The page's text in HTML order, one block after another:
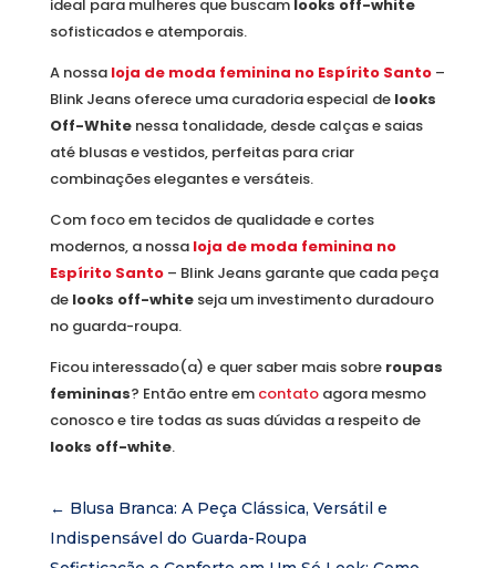
ideal para mulheres que buscam looks off-white
sofisticados e atemporais.
A nossa loja de moda feminina no Espírito Santo–
Blink Jeans oferece uma curadoria especial de looks
Off-Whitenessa tonalidade, desde calças e saias
até blusas e vestidos, perfeitas para criar
combinações elegantes e versáteis.
Com foco em tecidos de qualidade e cortes
modernos, a nossa loja de moda feminina no
Espírito Santo– Blink Jeans garante que cada peça
de looks off-whiteseja um investimento duradouro
no guarda-roupa.
Ficou interessado(a) e quer saber mais sobre roupas
femininas? Então entre em contatoagora mesmo
conosco e tire todas as suas dúvidas a respeito de
looks off-white.
← Blusa Branca: A Peça Clássica, Versátil e
Indispensável do Guarda-Roupa